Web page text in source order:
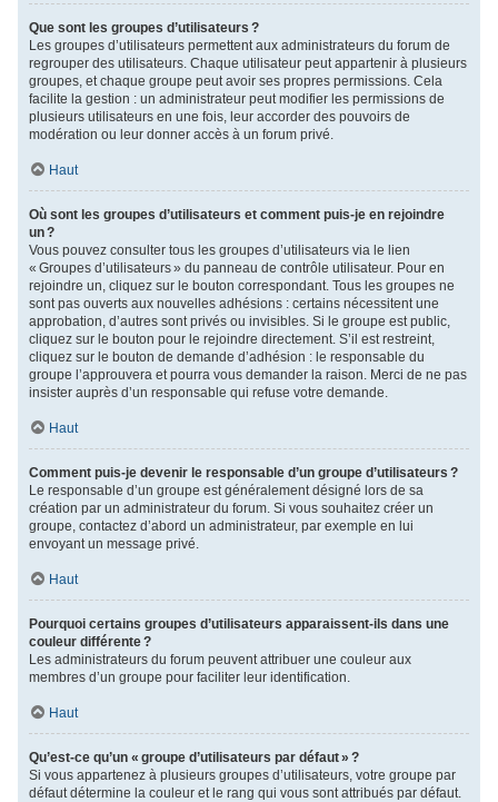
Que sont les groupes d’utilisateurs ?
Les groupes d’utilisateurs permettent aux administrateurs du forum de
regrouper des utilisateurs. Chaque utilisateur peut appartenir à plusieurs
groupes, et chaque groupe peut avoir ses propres permissions. Cela
facilite la gestion : un administrateur peut modifier les permissions de
plusieurs utilisateurs en une fois, leur accorder des pouvoirs de
modération ou leur donner accès à un forum privé.
Haut
Où sont les groupes d’utilisateurs et comment puis-je en rejoindre
un ?
Vous pouvez consulter tous les groupes d’utilisateurs via le lien
« Groupes d’utilisateurs » du panneau de contrôle utilisateur. Pour en
rejoindre un, cliquez sur le bouton correspondant. Tous les groupes ne
sont pas ouverts aux nouvelles adhésions : certains nécessitent une
approbation, d’autres sont privés ou invisibles. Si le groupe est public,
cliquez sur le bouton pour le rejoindre directement. S’il est restreint,
cliquez sur le bouton de demande d’adhésion : le responsable du
groupe l’approuvera et pourra vous demander la raison. Merci de ne pas
insister auprès d’un responsable qui refuse votre demande.
Haut
Comment puis-je devenir le responsable d’un groupe d’utilisateurs ?
Le responsable d’un groupe est généralement désigné lors de sa
création par un administrateur du forum. Si vous souhaitez créer un
groupe, contactez d’abord un administrateur, par exemple en lui
envoyant un message privé.
Haut
Pourquoi certains groupes d’utilisateurs apparaissent-ils dans une
couleur différente ?
Les administrateurs du forum peuvent attribuer une couleur aux
membres d’un groupe pour faciliter leur identification.
Haut
Qu’est-ce qu’un « groupe d’utilisateurs par défaut » ?
Si vous appartenez à plusieurs groupes d’utilisateurs, votre groupe par
défaut détermine la couleur et le rang qui vous sont attribués par défaut.